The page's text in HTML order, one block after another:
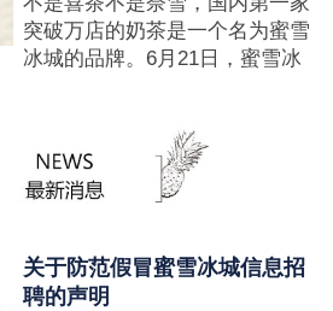
5000 家店是什么量级没什么概
念，我来给对....
突破万店的奶茶是一个名为蜜雪
冰城的品牌。6月21日，蜜雪冰
家，买多少送多少”的横幅，这
个自1997年开始营业的街边奶
茶店正逐渐展露它的锋芒。不过
关于防范假冒蜜雪冰城信息招
聘的声明